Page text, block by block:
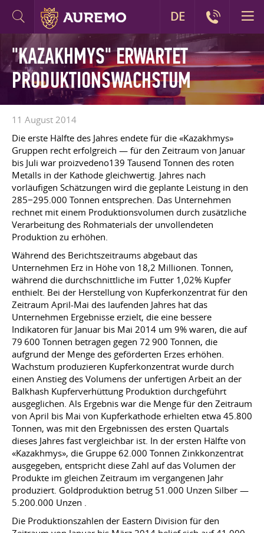
"KAZAKHMYS" ERWARTET
PRODUKTIONSWACHSTUM
11 August 2014
Die erste Hälfte des Jahres endete für die «Kazakhmys»
Gruppen recht erfolgreich — für den Zeitraum von Januar
bis Juli war proizvedeno139 Tausend Tonnen des roten
Metalls in der Kathode gleichwertig. Jahres nach
vorläufigen Schätzungen wird die geplante Leistung in den
285−295.000 Tonnen entsprechen. Das Unternehmen
rechnet mit einem Produktionsvolumen durch zusätzliche
Verarbeitung des Rohmaterials der unvollendeten
Produktion zu erhöhen.
Während des Berichtszeitraums abgebaut das
Unternehmen Erz in Höhe von 18,2 Millionen. Tonnen,
während die durchschnittliche im Futter 1,02% Kupfer
enthielt. Bei der Herstellung von Kupferkonzentrat für den
Zeitraum April-Mai des laufenden Jahres hat das
Unternehmen Ergebnisse erzielt, die eine bessere
Indikatoren für Januar bis Mai 2014 um 9% waren, die auf
79 600 Tonnen betragen gegen 72 900 Tonnen, die
aufgrund der Menge des geförderten Erzes erhöhen.
Wachstum produzieren Kupferkonzentrat wurde durch
einen Anstieg des Volumens der unfertigen Arbeit an der
Balkhash Kupferverhüttung Produktion durchgeführt
ausgeglichen. Als Ergebnis war die Menge für den Zeitraum
von April bis Mai von Kupferkathode erhielten etwa 45.800
Tonnen, was mit den Ergebnissen des ersten Quartals
dieses Jahres fast vergleichbar ist. In der ersten Hälfte von
«Kazakhmys», die Gruppe 62.000 Tonnen Zinkkonzentrat
ausgegeben, entspricht diese Zahl auf das Volumen der
Produkte im gleichen Zeitraum im vergangenen Jahr
produziert. Goldproduktion betrug 51.000 Unzen Silber —
5.200.000 Unzen .
Die Produktionszahlen der Eastern Division für den
DE